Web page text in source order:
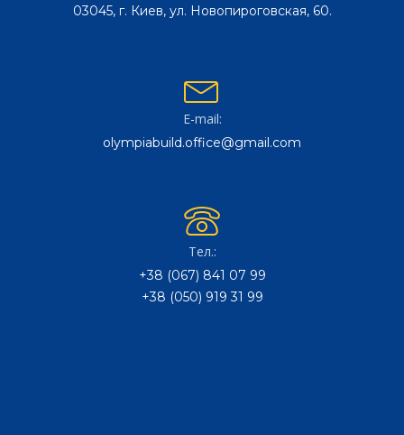
03045, г. Киев, ул. Новопироговская, 60.
E-mail:
olympiabuild.office@gmail.com
Тел.:
+38 (067) 841 07 99
+38 (050) 919 31 99